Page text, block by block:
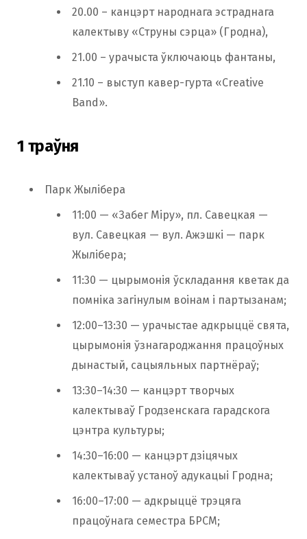
20.00 – канцэрт народнага эстраднага
калектыву «Струны сэрца» (Гродна),
21.00 – урачыста ўключаюць фантаны,
21.10 – выступ кавер-гурта «Creative
Band».
1 траўня
Парк Жылібера
11:00 — «Забег Міру», пл. Савецкая —
вул. Савецкая — вул. Ажэшкі — парк
Жылібера;
11:30 — цырымонія ўскладання кветак да
помніка загінулым воінам і партызанам;
12:00–13:30 — урачыстае адкрыццё свята,
цырымонія ўзнагароджання працоўных
дынастый, сацыяльных партнёраў;
13:30–14:30 — канцэрт творчых
калектываў Гродзенскага гарадскога
цэнтра культуры;
14:30–16:00 — канцэрт дзіцячых
калектываў устаноў адукацыі Гродна;
16:00–17:00 — адкрыццё трэцяга
працоўнага семестра БРСМ;